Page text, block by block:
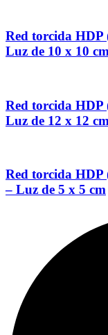
Red torcida HDP
Luz de 10 x 10 cm
Red torcida HDP
Luz de 12 x 12 cm
Red torcida HDP
– Luz de 5 x 5 cm